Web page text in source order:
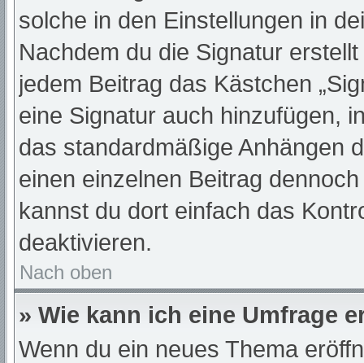
solche in den Einstellungen in
Nachdem du die Signatur
jedem Beitrag das Kästchen
eine Signatur auch hinzufügen,
das standardmäßige Anhängen
einen einzelnen Beitrag
kannst du dort einfach das
deaktivieren.
Nach oben
» Wie kann ich eine Umfrage
Wenn du ein neues Thema